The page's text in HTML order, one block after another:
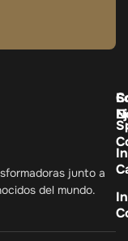
junto a
del mundo.
In
In